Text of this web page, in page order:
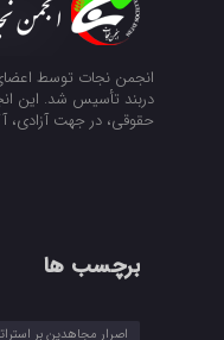
انجمن نجات توسط
دربند تأسیس شد. این
حقوقی، در جهت
برچسب ها
اصرار مجاهدین بر